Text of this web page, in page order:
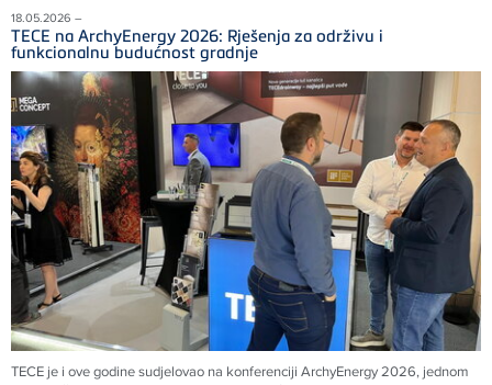
18.05.2026 –
TECE na ArchyEnergy 2026: Rješenja za održivu i
funkcionalnu budućnost gradnje
TECE je i ove godine sudjelovao na konferenciji ArchyEnergy 2026, jednom